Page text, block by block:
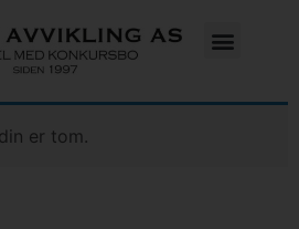
er tom.